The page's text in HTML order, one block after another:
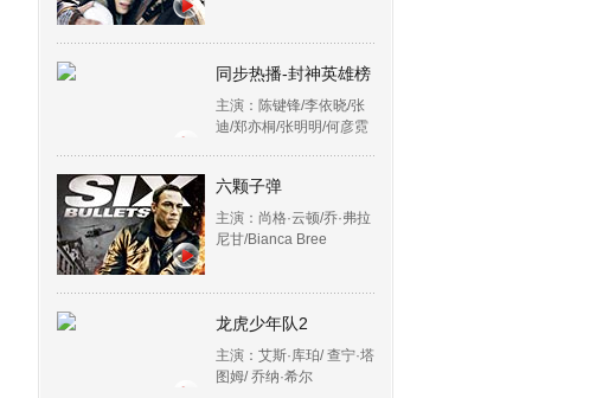
同步热播-封神英雄榜
主演：陈键锋/李依晓/张
迪/郑亦桐/张明明/何彦霓
六颗子弹
主演：尚格·云顿/乔·弗拉
尼甘/Bianca Bree
龙虎少年队2
主演：艾斯·库珀/ 查宁·塔
图姆/ 乔纳·希尔